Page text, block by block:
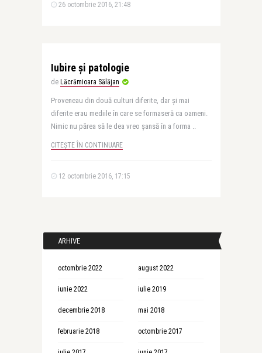
26 octombrie 2016, 21:48
Iubire şi patologie
de Lăcrămioara Sălăjan
Proveneau din două culturi diferite, dar şi mai
diferite erau mediile în care se formaseră ca oameni.
Nimic nu părea să le dea vreo şansă în a forma ..
CITEȘTE ÎN CONTINUARE
12 octombrie 2016, 17:15
ARHIVE
octombrie 2022 august 2022
iunie 2022 iulie 2019
decembrie 2018 mai 2018
februarie 2018 octombrie 2017